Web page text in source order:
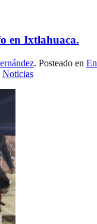
en Ixtlahuaca.
. Posteado en
Noticias